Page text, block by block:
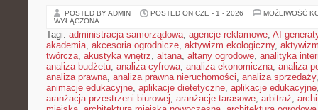
POSTED BY ADMIN POSTED ON CZE - 1 - 2026
MOŻLIWOŚĆ
WYŁĄCZONA
Tagi: administracja samorządowa, agencje reklamowe, AI
akademia, akcesoria ogrodnicze, aktywizm ekologiczny,
twórcza, akustyka wnętrz, altana, altany ogrodowe, analityka
analiza budżetu, analiza cyfrowa, analiza ekonomiczna, analiza
analiza prawna, analiza prawna nieruchomości, analiza sprzedaży
animacje edukacyjne, aplikacje dietetyczne, aplikacje edukacyjne
aranżacja przestrzeni biurowej, aranżacje tarasowe, arbitraż,